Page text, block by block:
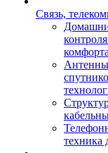
Связь,
комфорта
техника